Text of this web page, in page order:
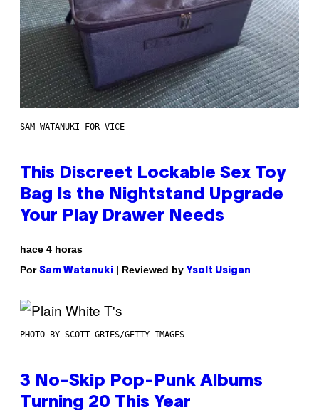
SAM WATANUKI FOR VICE
This Discreet Lockable Sex Toy
Bag Is the Nightstand Upgrade
Your Play Drawer Needs
hace 4 horas
Por Sam Watanuki | Reviewed by Ysolt Usigan
PHOTO BY SCOTT GRIES/GETTY IMAGES
3 No-Skip Pop-Punk Albums
Turning 20 This Year